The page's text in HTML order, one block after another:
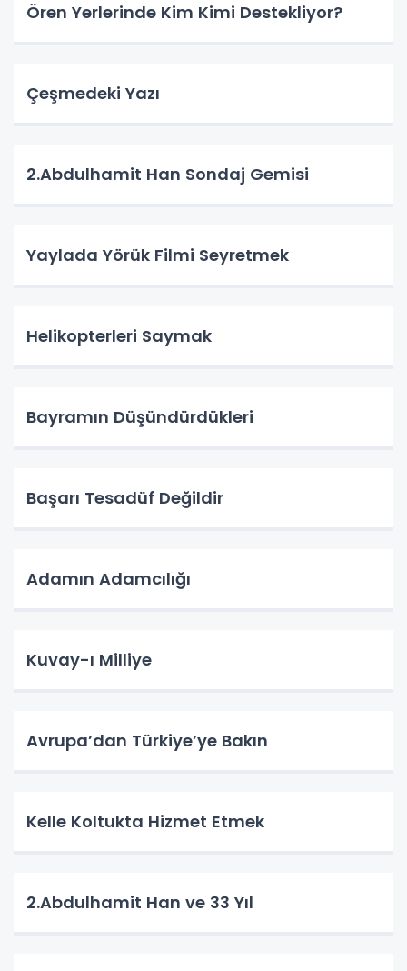
Ören Yerlerinde Kim Kimi Destekliyor?
Çeşmedeki Yazı
2.Abdulhamit Han Sondaj Gemisi
Yaylada Yörük Filmi Seyretmek
Helikopterleri Saymak
Bayramın Düşündürdükleri
Başarı Tesadüf Değildir
Adamın Adamcılığı
Kuvay-ı Milliye
Avrupa’dan Türkiye’ye Bakın
Kelle Koltukta Hizmet Etmek
2.Abdulhamit Han ve 33 Yıl